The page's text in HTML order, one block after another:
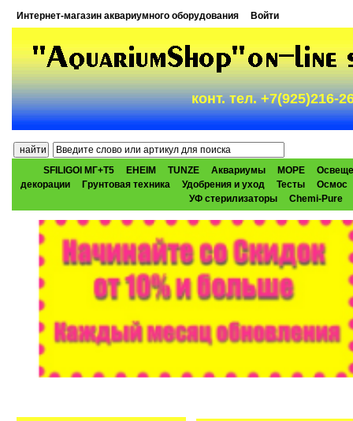
Интернет-магазин аквариумного оборудования Войти
конт. тел. +7(925)216-
SFILIGOI МГ+Т5 EHEIM TUNZE Аквариумы МОРЕ
декорации
Грунтовая техника Удобрения и уход Тесты
Осмос
УФ стерилизаторы
Chemi-Pure